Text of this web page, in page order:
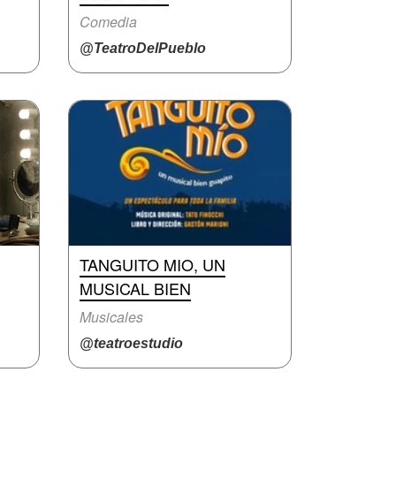
Comedia
@TeatroDelPueblo
TANGUITO MIO, UN
MUSICAL BIEN
Musicales
@teatroestudio